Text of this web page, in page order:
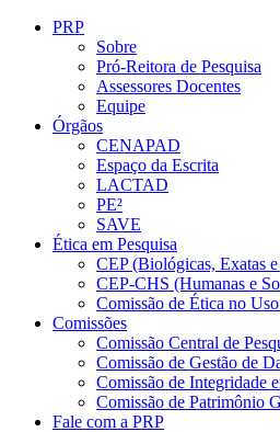
Conteúdo principal
PRP
Sobre
Pró-Reitora de Pesquisa
Assessores Docentes
Equipe
Órgãos
CENAPAD
Espaço da Escrita
LACTAD
PE²
SAVE
Ética em Pesquisa
CEP (Biológicas, Exatas
CEP-CHS (Humanas e
Comissão de Ética no
Comissões
Comissão Central de
Comissão de Gestão de
Comissão de Integridade
Comissão de Patrimônio
Fale com a PRP